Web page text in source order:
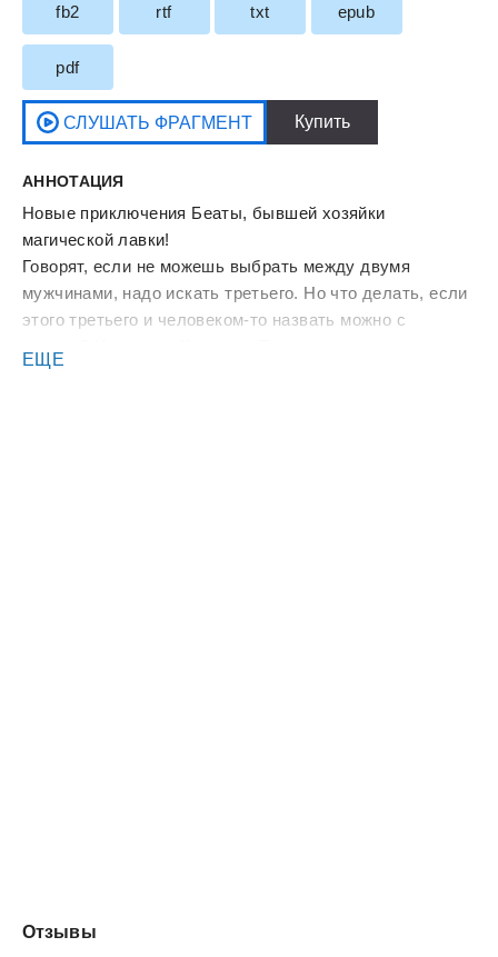
fb2 rtf txt epub
pdf
АННОТАЦИЯ
Новые приключения Беаты, бывшей хозяйки
магической лавки!
Говорят, если не можешь выбрать между двумя
мужчинами, надо искать третьего. Но что делать, если
этого третьего и человеком-то назвать можно с
весьма приятный мужчина. А вот в гневе превращается
ЕЩЕ
Отзывы